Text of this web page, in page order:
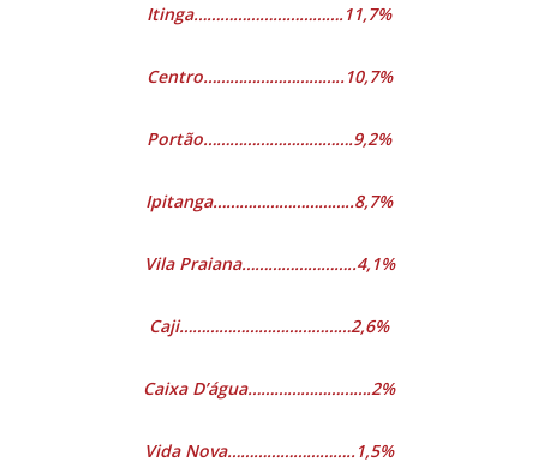
Itinga…………………………….11,7%
Centro…………………………..10,7%
Portão…………………………….9,2%
Ipitanga…………………………..8,7%
Vila Praiana……………………..4,1%
Caji…………………………………2,6%
Caixa D’água……………………….2%
Vida Nova………………………..1,5%